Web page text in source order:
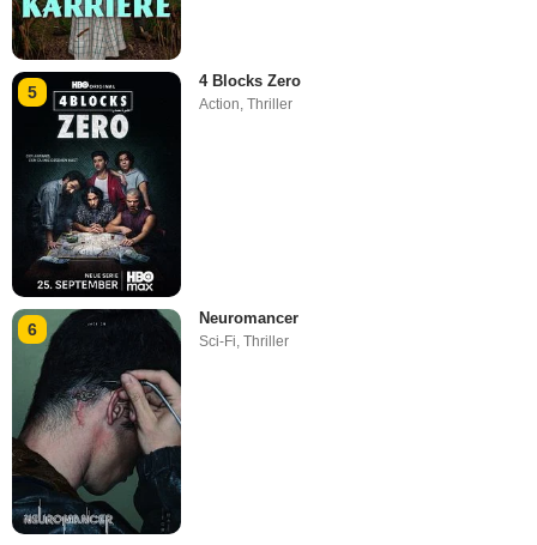
5
4 Blocks Zero
Action ,Thriller
6
Neuromancer
Sci-Fi,Thriller